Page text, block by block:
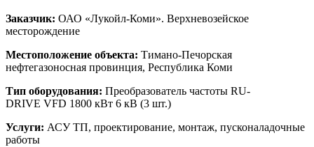
Заказчик: ОАО «Лукойл-Коми». Верхневозейское
месторождение
Местоположение объекта: Тимано-Печорская
нефтегазоносная провинция, Республика Коми
Тип оборудования: Преобразователь частоты RU-
DRIVE VFD 1800 кВт 6 кВ (3 шт.)
Услуги: АСУ ТП, проектирование, монтаж, пусконаладочные
работы